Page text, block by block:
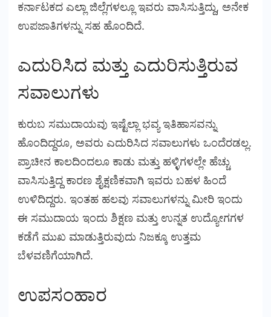
ಕರ್ನಾಟಕದ ಎಲ್ಲಾ ಜಿಲ್ಲೆಗಳಲ್ಲೂ ಇವರು ವಾಸಿಸುತ್ತಿದ್ದು, ಅನೇಕ
ಉಪಜಾತಿಗಳನ್ನು ಸಹ ಹೊಂದಿದೆ.
ಎದುರಿಸಿದ ಮತ್ತು ಎದುರಿಸುತ್ತಿರುವ
ಸವಾಲುಗಳು
ಕುರುಬ ಸಮುದಾಯವು ಇಷ್ಟೆಲ್ಲಾ ಭವ್ಯ ಇತಿಹಾಸವನ್ನು
ಹೊಂದಿದ್ದರೂ, ಅವರು ಎದುರಿಸಿದ ಸವಾಲುಗಳು ಒಂದೆರಡಲ್ಲ.
ಪ್ರಾಚೀನ ಕಾಲದಿಂದಲೂ ಕಾಡು ಮತ್ತು ಹಳ್ಳಿಗಳಲ್ಲೇ ಹೆಚ್ಚು
ವಾಸಿಸುತ್ತಿದ್ದ ಕಾರಣ ಶೈಕ್ಷಣಿಕವಾಗಿ ಇವರು ಬಹಳ ಹಿಂದೆ
ಉಳಿದಿದ್ದರು. ಇಂತಹ ಹಲವು ಸವಾಲುಗಳನ್ನು ಮೀರಿ ಇಂದು
ಈ ಸಮುದಾಯ ಇಂದು ಶಿಕ್ಷಣ ಮತ್ತು ಉನ್ನತ ಉದ್ಯೋಗಗಳ
ಕಡೆಗೆ ಮುಖ ಮಾಡುತ್ತಿರುವುದು ನಿಜಕ್ಕೂ ಉತ್ತಮ
ಬೆಳವಣಿಗೆಯಾಗಿದೆ.
ಉಪಸಂಹಾರ